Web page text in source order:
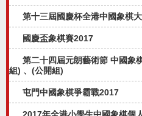
第十三屆國慶杯全港中國象棋
國慶盃象棋賽2017
第二十四屆元朗藝術節 中國象
組) 、(公開組)
屯門中國象棋爭霸戰2017